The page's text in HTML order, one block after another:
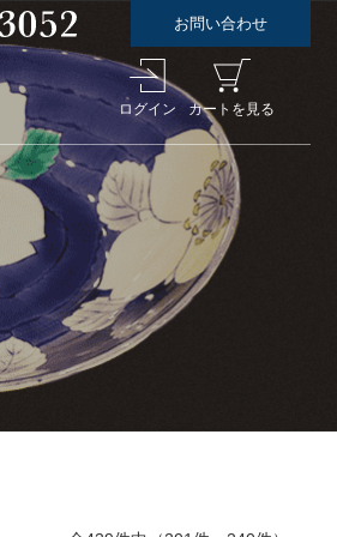
お問い合わせ
ログイン カートを見る